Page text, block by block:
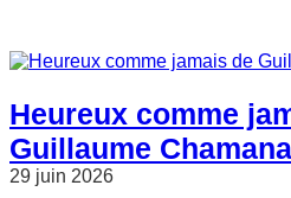
Heureux comme
Guillaume
29 juin 2026